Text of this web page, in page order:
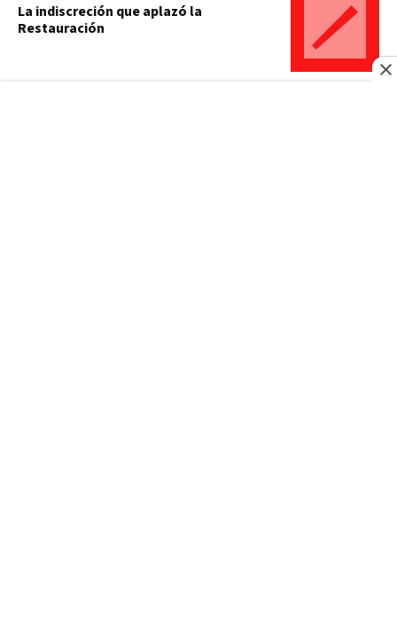
La indiscreción que aplazó la
Restauración